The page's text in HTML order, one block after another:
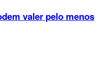
valer pelo menos